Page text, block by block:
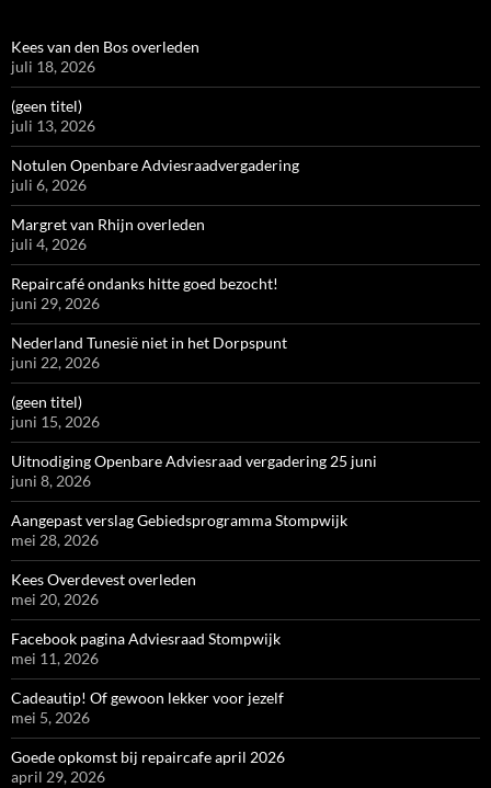
Kees van den Bos overleden
juli 18, 2026
(geen titel)
juli 13, 2026
Notulen Openbare Adviesraadvergadering
juli 6, 2026
Margret van Rhijn overleden
juli 4, 2026
Repaircafé ondanks hitte goed bezocht!
juni 29, 2026
Nederland Tunesië niet in het Dorpspunt
juni 22, 2026
(geen titel)
juni 15, 2026
Uitnodiging Openbare Adviesraad vergadering 25 juni
juni 8, 2026
Aangepast verslag Gebiedsprogramma Stompwijk
mei 28, 2026
Kees Overdevest overleden
mei 20, 2026
Facebook pagina Adviesraad Stompwijk
mei 11, 2026
Cadeautip! Of gewoon lekker voor jezelf
mei 5, 2026
Goede opkomst bij repaircafe april 2026
april 29, 2026